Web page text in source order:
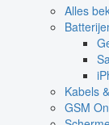
Alles
Kabels
GSM